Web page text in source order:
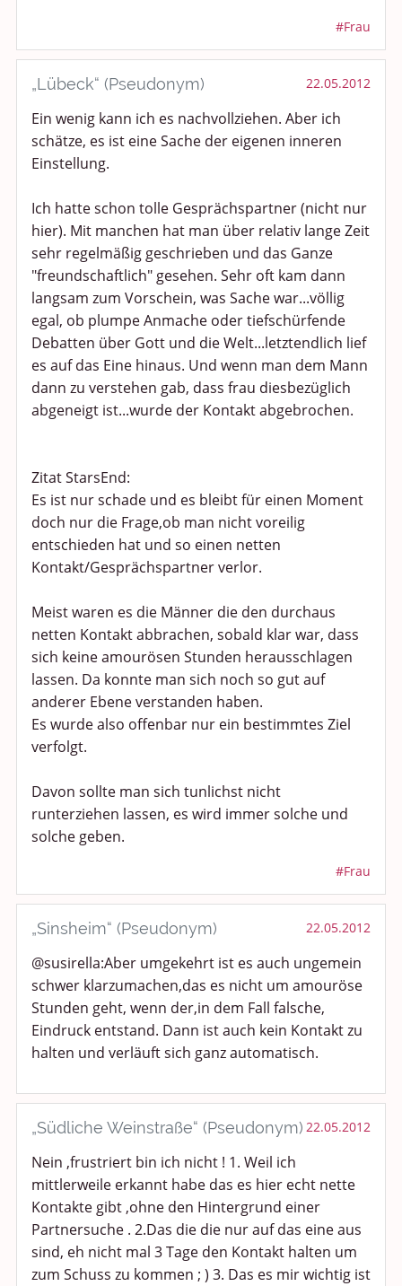
#Frau
„Lübeck“ (Pseudonym) 22.05.2012
Ein wenig kann ich es nachvollziehen. Aber ich
schätze, es ist eine Sache der eigenen inneren
Einstellung.
Ich hatte schon tolle Gesprächspartner (nicht nur
hier). Mit manchen hat man über relativ lange Zeit
sehr regelmäßig geschrieben und das Ganze
"freundschaftlich" gesehen. Sehr oft kam dann
langsam zum Vorschein, was Sache war...völlig
egal, ob plumpe Anmache oder tiefschürfende
Debatten über Gott und die Welt...letztendlich lief
es auf das Eine hinaus. Und wenn man dem Mann
dann zu verstehen gab, dass frau diesbezüglich
abgeneigt ist...wurde der Kontakt abgebrochen.
Zitat StarsEnd:
Es ist nur schade und es bleibt für einen Moment
doch nur die Frage,ob man nicht voreilig
entschieden hat und so einen netten
Kontakt/Gesprächspartner verlor.
Meist waren es die Männer die den durchaus
netten Kontakt abbrachen, sobald klar war, dass
sich keine amourösen Stunden herausschlagen
lassen. Da konnte man sich noch so gut auf
anderer Ebene verstanden haben.
Es wurde also offenbar nur ein bestimmtes Ziel
verfolgt.
Davon sollte man sich tunlichst nicht
runterziehen lassen, es wird immer solche und
solche geben.
#Frau
„Sinsheim“ (Pseudonym) 22.05.2012
@susirella:Aber umgekehrt ist es auch ungemein
schwer klarzumachen,das es nicht um amouröse
Stunden geht, wenn der,in dem Fall falsche,
Eindruck entstand. Dann ist auch kein Kontakt zu
halten und verläuft sich ganz automatisch.
„Südliche Weinstraße“ (Pseudonym) 22.05.2012
Nein ,frustriert bin ich nicht ! 1. Weil ich
mittlerweile erkannt habe das es hier echt nette
Kontakte gibt ,ohne den Hintergrund einer
Partnersuche . 2.Das die die nur auf das eine aus
sind, eh nicht mal 3 Tage den Kontakt halten um
zum Schuss zu kommen ; ) 3. Das es mir wichtig ist